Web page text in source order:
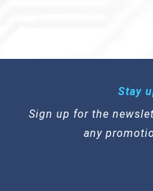
Stay
Sign up for the
any